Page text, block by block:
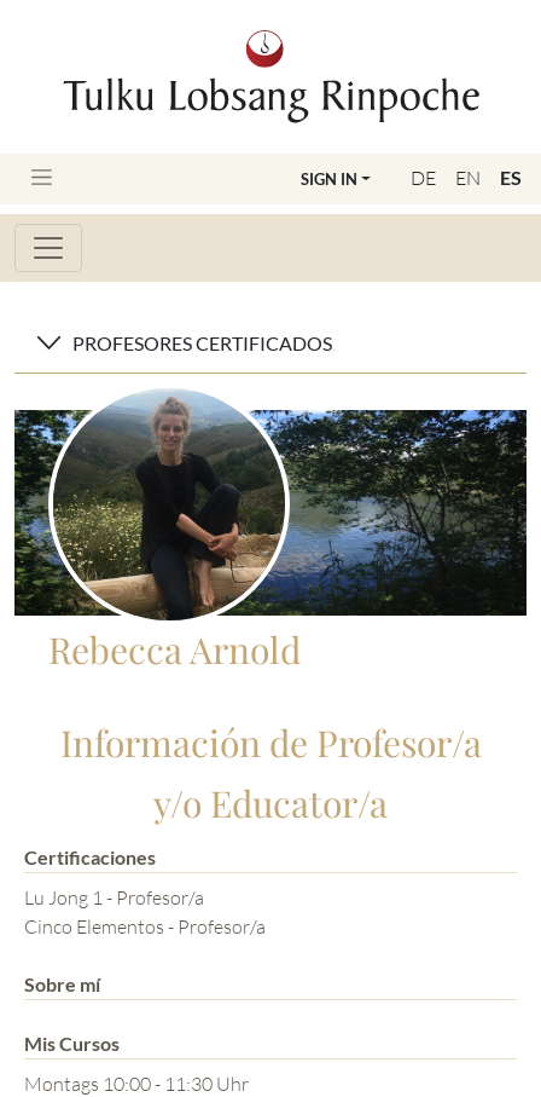
DE EN ES
SIGN IN
PROFESORES CERTIFICADOS
Rebecca Arnold
Información de Profesor/a
y/o Educator/a
Certificaciones
Lu Jong 1 - Profesor/a
Cinco Elementos - Profesor/a
Sobre mí
Mis Cursos
Montags 10:00 - 11:30 Uhr